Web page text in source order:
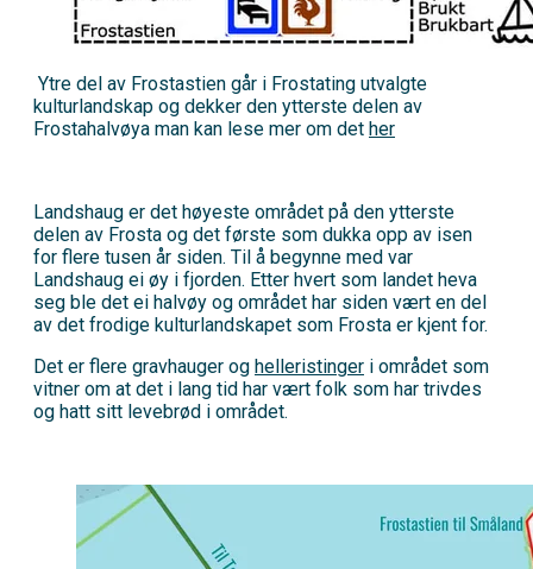
Ytre del av Frostastien går i Frostating utvalgte
kulturlandskap og dekker den ytterste delen av
Frostahalvøya man kan lese mer om det her
Landshaug er det høyeste området på den ytterste
delen av Frosta og det første som dukka opp av isen
for flere tusen år siden. Til å begynne med var
Landshaug ei øy i fjorden. Etter hvert som landet heva
seg ble det ei halvøy og området har siden vært en del
av det frodige kulturlandskapet som Frosta er kjent for.
Det er flere gravhauger og helleristinger i området som
vitner om at det i lang tid har vært folk som har trivdes
og hatt sitt levebrød i området.